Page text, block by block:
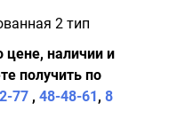
2 тип
наличии и
получить по
77 , 48-48-61, 8